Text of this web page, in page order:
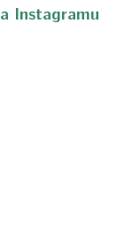
Instagramu